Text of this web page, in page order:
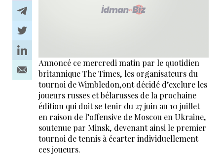
Annoncé ce mercredi matin par le quotidien
britannique The Times, les organisateurs du
tournoi de Wimbledon,ont décidé d’exclure les
joueurs russes et bélarusses de la prochaine
édition qui doit se tenir du 27 juin au 10 juillet
en raison de l’offensive de Moscou en Ukraine,
soutenue par Minsk, devenant ainsi le premier
tournoi de tennis à écarter individuellement
ces joueurs.